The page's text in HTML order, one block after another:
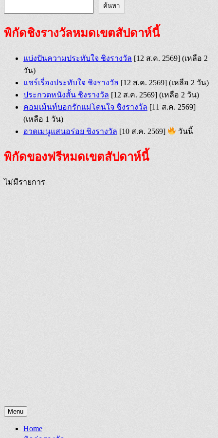
ค้นหา
พิกัดชิงรางวัลหมดเขตสัปดาห์นี้
แบ่งปันความประทับใจ ชิงรางวัล [12 ส.ค. 2569] (เหลือ 2
วัน)
แชร์เรื่องประทับใจ ชิงรางวัล [12 ส.ค. 2569] (เหลือ 2 วัน)
ประกวดหนังสั้น ชิงรางวัล [12 ส.ค. 2569] (เหลือ 2 วัน)
คอมเม้นท์บอกรักแม่โดนใจ ชิงรางวัล [11 ส.ค. 2569]
(เหลือ 1 วัน)
อวดเมนูแสนอร่อย ชิงรางวัล [10 ส.ค. 2569] วันนี้
พิกัดของฟรีหมดเขตสัปดาห์นี้
ไม่มีรายการ
Menu
Home